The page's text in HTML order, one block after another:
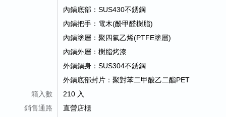
內鍋底部：SUS430不銹鋼
內鍋把手：電木(酚甲醛樹脂)
內鍋塗層：聚四氟乙烯(PTFE塗層)
內鍋外層：樹脂烤漆
外鍋鍋身：SUS304不銹鋼
外鍋底部封片：聚對苯二甲酸乙二酯PET
箱入數
210 入
銷售通路
直營店櫃